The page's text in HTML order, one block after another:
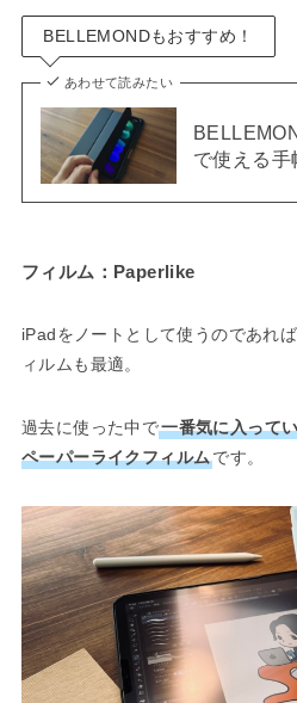
BELLEMONDもおすすめ！
あわせて読みたい
で使える手
フィルム：Paperlike
iPadをノートとして使うのであれ
ィルムも最適。
過去に使った中で一番気に入って
ペーパーライクフィルムです。